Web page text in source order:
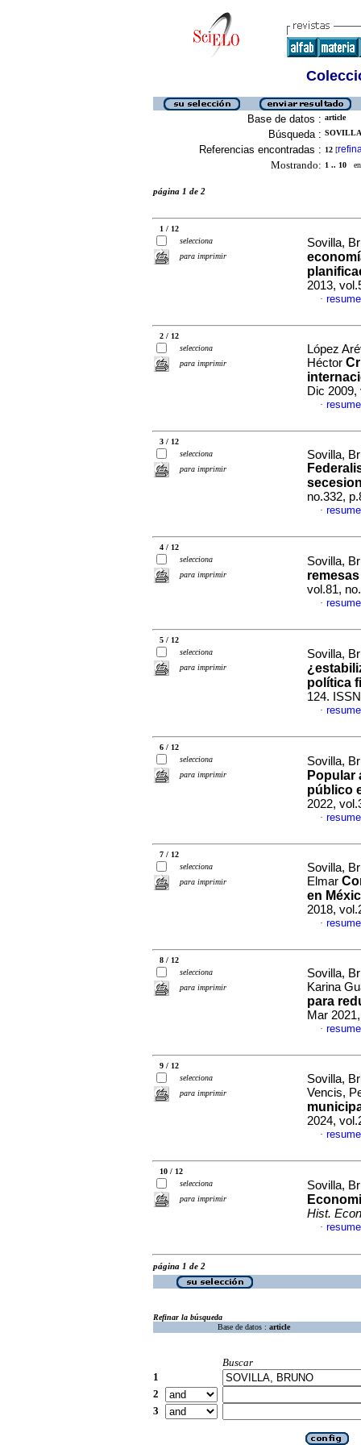
Base de datos : article
Búsqueda :
Referencias encontradas : 12 [
Mostrando: 1 .. 10 en
página 1 de 2
1 / 12
selecciona
para imprimir
Sovilla,
2013,
·
2 / 12
selecciona
para imprimir
López
Héctor
Dic 2009,
·
3 / 12
selecciona
para imprimir
Sovilla,
no.332,
·
4 / 12
selecciona
para imprimir
Sovilla,
vol.81,
·
5 / 12
selecciona
para imprimir
Sovilla,
política
124.
·
6 / 12
selecciona
para imprimir
Sovilla,
Popular
público
2022,
·
7 / 12
selecciona
para imprimir
Sovilla,
Elmar
en
2018,
·
8 / 12
selecciona
para imprimir
Sovilla,
Karina
para
Mar
·
9 / 12
selecciona
para imprimir
Sovilla,
Vencis,
2024,
·
10 / 12
selecciona
para imprimir
Sovilla,
Hist. Econ
·
página 1 de 2
Refinar la búsqueda
Base de datos : article
Buscar
1
2
3